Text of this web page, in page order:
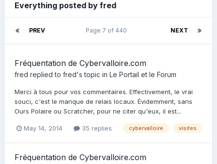
Everything posted by fred
PREV NEXT
Page 7 of 440
Fréquentation de Cybervalloire.com
fred replied to fred's topic in Le Portail et le Forum
Merci à tous pour vos commentaires. Effectivement, le vrai
souci, c'est le manque de relais locaux. Évidemment, sans
Ours Polaire ou Scratcher, pour ne citer qu'eux, il est...
May 14, 2014 35 replies cybervalloire visites
Fréquentation de Cybervalloire.com